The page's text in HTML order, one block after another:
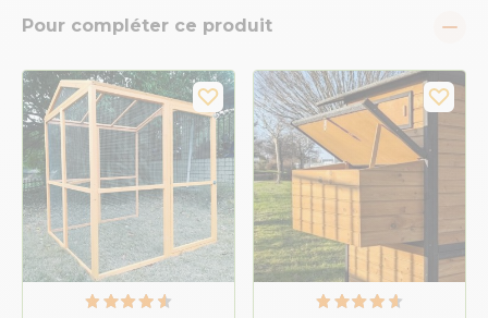
Pour compléter ce produit